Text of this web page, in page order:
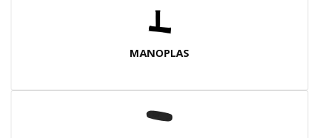
MANOPLAS